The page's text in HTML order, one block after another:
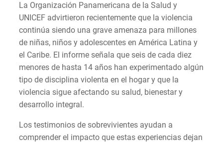
La Organización Panamericana de la Salud y
UNICEF advirtieron recientemente que la violencia
continúa siendo una grave amenaza para millones
de niñas, niños y adolescentes en América Latina y
el Caribe. El informe señala que seis de cada diez
menores de hasta 14 años han experimentado algún
tipo de disciplina violenta en el hogar y que la
violencia sigue afectando su salud, bienestar y
desarrollo integral.
Los testimonios de sobrevivientes ayudan a
comprender el impacto que estas experiencias dejan